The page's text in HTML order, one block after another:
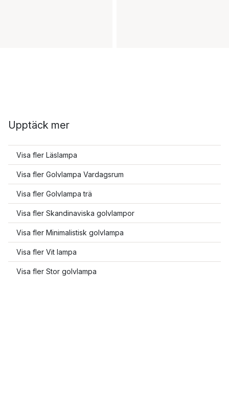
Upptäck mer
Visa fler Läslampa
Visa fler Golvlampa Vardagsrum
Visa fler Golvlampa trä
Visa fler Skandinaviska golvlampor
Visa fler Minimalistisk golvlampa
Visa fler Vit lampa
Visa fler Stor golvlampa